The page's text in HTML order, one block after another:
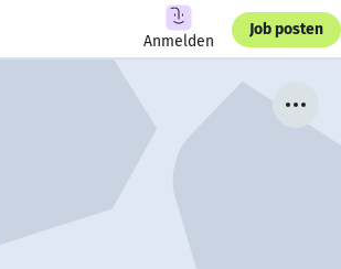
Anmelden
Job posten